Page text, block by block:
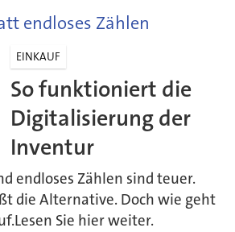
endloses Zählen
EINKAUF
So funktioniert die
Digitalisierung der
Inventur
endloses Zählen sind teuer.
die Alternative. Doch wie geht
Sie hier weiter.